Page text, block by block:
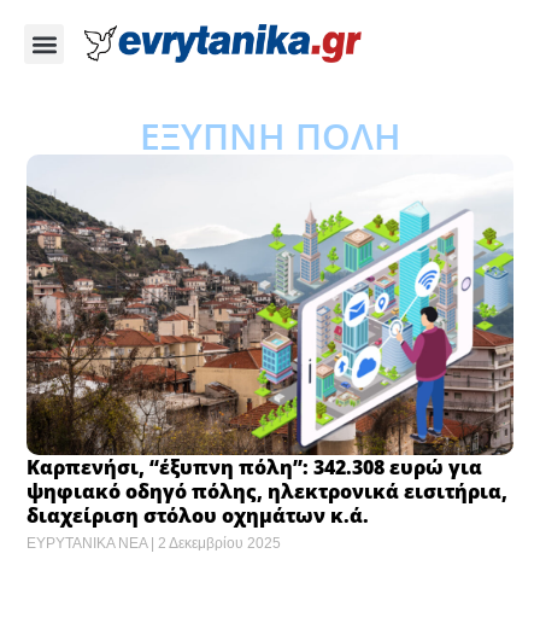
ΕΞΥΠΝΗ ΠΟΛΗ
Καρπενήσι, “έξυπνη πόλη”: 342.308 ευρώ για
ψηφιακό οδηγό πόλης, ηλεκτρονικά εισιτήρια,
διαχείριση στόλου οχημάτων κ.ά.
ΕΥΡΥΤΑΝΙΚΑ ΝΕΑ 2 Δεκεμβρίου 2025